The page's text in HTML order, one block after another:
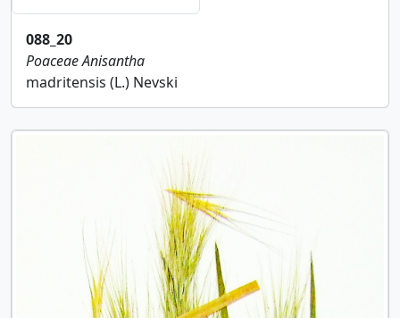
088_20
PoaceaeAnisantha
madritensis (L.) Nevski